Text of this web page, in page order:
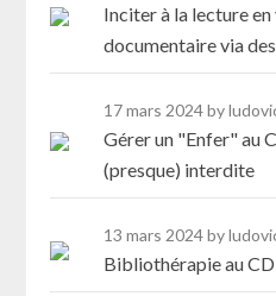
Inciter à la lecture
documentaire via
17 mars 2024by
Gérer un "Enfer" au
(presque) interdite
13 mars 2024by
Bibliothérapie au